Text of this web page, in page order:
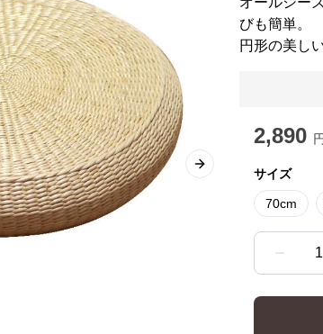
Next slide
びも簡単。
円形の美し
2,890
サイズ
70cm
1